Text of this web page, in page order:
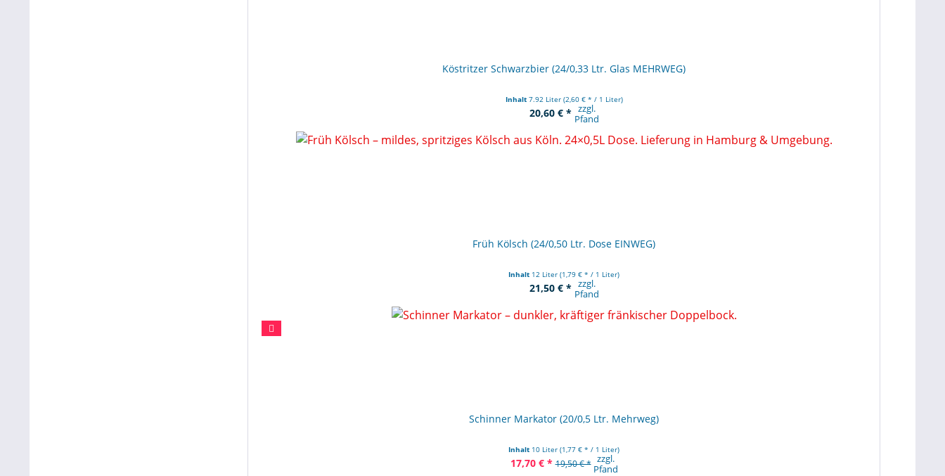
Köstritzer Schwarzbier (24/0,33 Ltr. Glas MEHRWEG)
Inhalt 7.92 Liter (2,60 € * / 1 Liter)
20,60 € * zzgl.
Pfand
Früh Kölsch (24/0,50 Ltr. Dose EINWEG)
Inhalt 12 Liter (1,79 € * / 1 Liter)
21,50 € * zzgl.
Pfand
Schinner Markator (20/0,5 Ltr. Mehrweg)
Inhalt 10 Liter (1,77 € * / 1 Liter)
17,70 € * 19,50 € * zzgl.
Pfand